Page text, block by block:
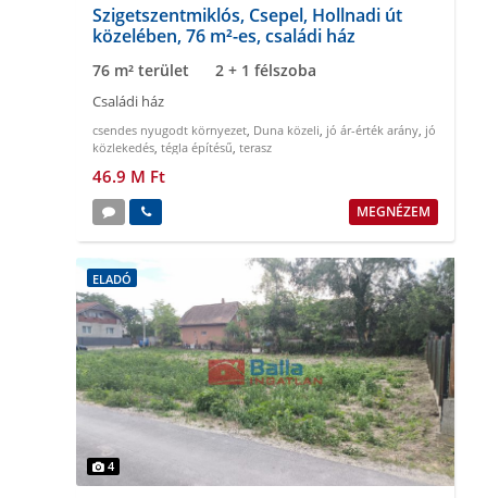
Szigetszentmiklós, Csepel, Hollnadi út
közelében, 76 m²-es, családi ház
76 m² terület 2 + 1 félszoba
Családi ház
csendes nyugodt környezet, Duna közeli, jó ár-érték arány, jó
közlekedés, tégla építésű, terasz
46.9 M Ft
MEGNÉZEM
ELADÓ
4